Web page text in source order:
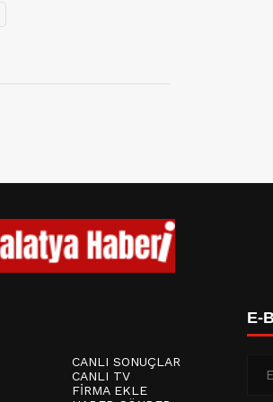
CANLI SONUÇLAR
CANLI TV
FİRMA EKLE
E-